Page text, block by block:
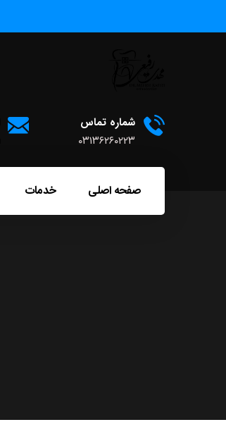
شماره تماس
۰۳۱۳۶۲۶۰۲۲۳
صفحه اصلی خدمات